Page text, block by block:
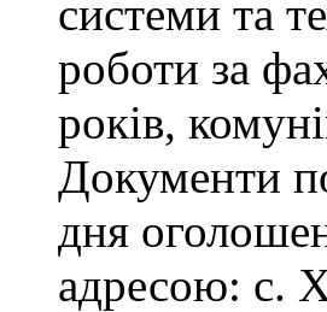
системи та
роботи за
років,
Документи
дня
адресою: с.